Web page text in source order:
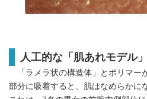
人工的な「肌あれモデル
「ラメラ状の構造体」とポリマー
部分に吸着すると、肌はなめらかに